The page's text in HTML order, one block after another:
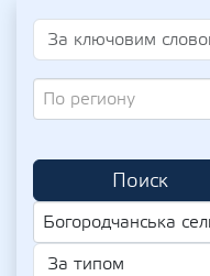
По региону
Поиск
Богородчанська